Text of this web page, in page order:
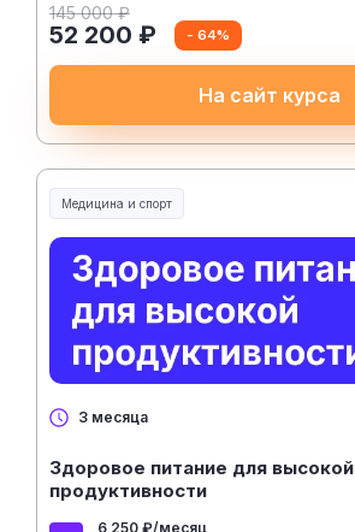
145 000 ₽
52 200 ₽ - 64%
На сайт курса
Медицина и спорт
Медицина, спорт и здоровье
3 месяца
Здоровое питание для высокой
продуктивности
6 250 ₽/месяц